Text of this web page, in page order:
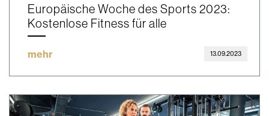
Europäische Woche des Sports 2023:
Kostenlose Fitness für alle
mehr 13.09.2023